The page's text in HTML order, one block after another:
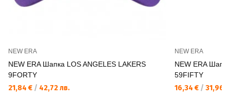
NEW ERA
NEW ERA Шапка LOS ANGELES LAKERS
9FORTY
21,84 € / 42,72 лв.
NEW ERA
NEW ERA
59FIFTY
16,34 € / 31,96